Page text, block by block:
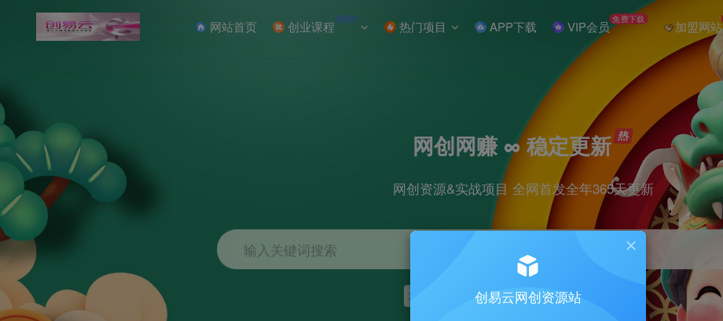
网站首页 创业课程 NEW 热门项目 APP下载 VIP会员 免费下载 加盟网站
网创网赚 ∞ 稳定更新
网创资源&实战项目 全网首发全年365天更新
输入关键词搜索
项目 引流 短视频 剪辑
创易云网创资源站